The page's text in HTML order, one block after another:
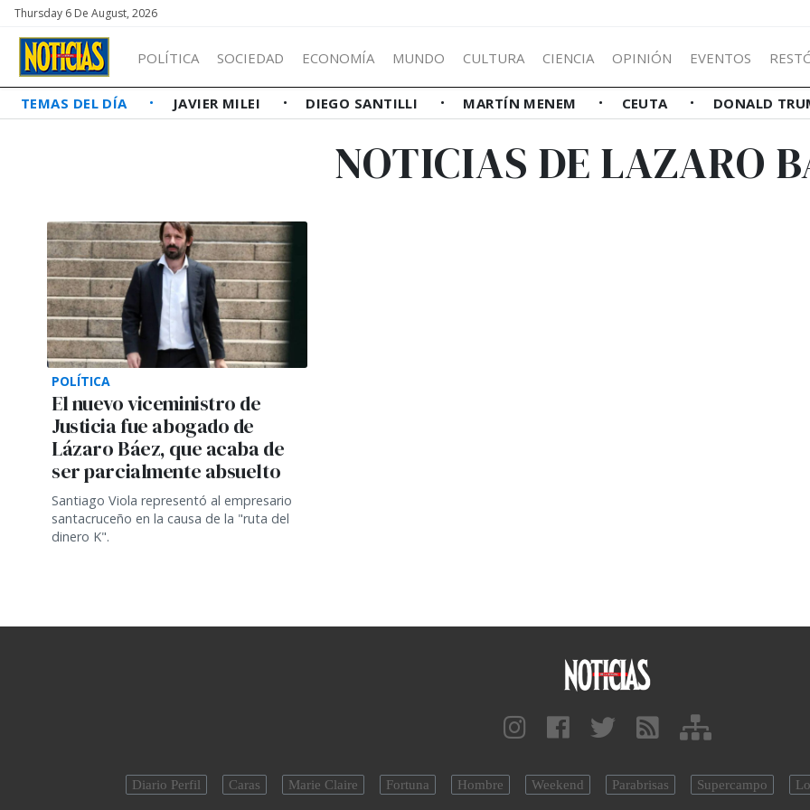
Thursday 6 De August, 2026
POLÍTICA SOCIEDAD ECONOMÍA MUNDO CULTURA CIENCIA OPINIÓN EVENTOS
TEMAS DEL DÍA JAVIER MILEI DIEGO SANTILLI MARTÍN MENEM CEUTA DONALD
NOTICIAS DE LAZARO
POLÍTICA
El nuevo viceministro de
Justicia fue abogado de
Lázaro Báez, que acaba de
ser parcialmente absuelto
Santiago Viola representó al empresario
santacruceño en la causa de la "ruta del
dinero K".
Diario Perfil Caras Marie Claire Fortuna Hombre Weekend Parabrisas Supercampo